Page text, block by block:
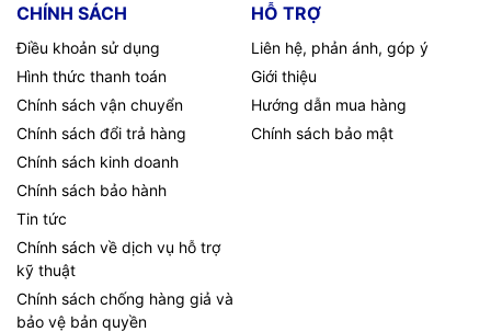
CHÍNH SÁCH
Điều khoản sử dụng
Hình thức thanh toán
Chính sách vận chuyển
Chính sách đổi trả hàng
Chính sách kinh doanh
Chính sách bảo hành
Tin tức
Chính sách về dịch vụ hỗ trợ
kỹ thuật
Chính sách chống hàng giả và
bảo vệ bản quyền
HỖ TRỢ
Liên hệ, phản ánh, góp ý
Giới thiệu
Hướng dẫn mua hàng
Chính sách bảo mật